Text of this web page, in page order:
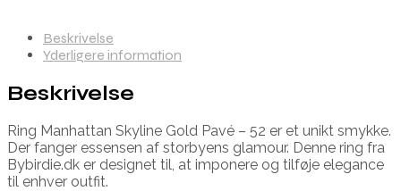
Beskrivelse
Yderligere information
Beskrivelse
Ring Manhattan Skyline Gold Pavé – 52 er et unikt smykke.
Der fanger essensen af storbyens glamour. Denne ring fra
Bybirdie.dk er designet til, at imponere og tilføje elegance
til enhver outfit.